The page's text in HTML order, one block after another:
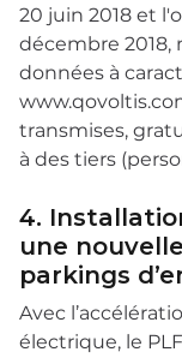
20 juin 2018 et
décembre 2018,
données à
transmises,
à des tiers
4.
une
parkings
Avec
électrique, le